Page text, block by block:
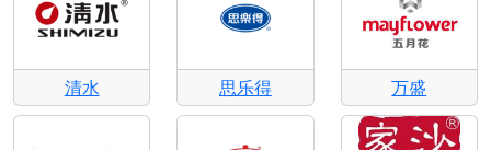
清水 思乐得 万盛